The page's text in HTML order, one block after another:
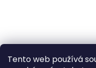
Tento web používá